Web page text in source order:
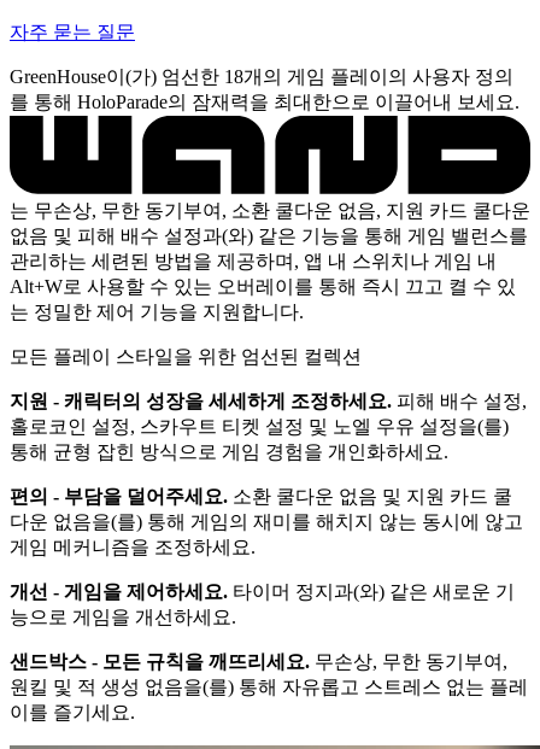
자주 묻는 질문
GreenHouse이(가) 엄선한 18개의 게임 플레이의 사용자 정의
를 통해 HoloParade의 잠재력을 최대한으로 이끌어내 보세요.
는 무손상, 무한 동기부여, 소환 쿨다운 없음, 지원 카드 쿨다운
없음 및 피해 배수 설정과(와) 같은 기능을 통해 게임 밸런스를
관리하는 세련된 방법을 제공하며, 앱 내 스위치나 게임 내
Alt+W로 사용할 수 있는 오버레이를 통해 즉시 끄고 켤 수 있
는 정밀한 제어 기능을 지원합니다.
모든 플레이 스타일을 위한 엄선된 컬렉션
지원 - 캐릭터의 성장을 세세하게 조정하세요. 피해 배수 설정,
홀로코인 설정, 스카우트 티켓 설정 및 노엘 우유 설정을(를)
통해 균형 잡힌 방식으로 게임 경험을 개인화하세요.
편의 - 부담을 덜어주세요. 소환 쿨다운 없음 및 지원 카드 쿨
다운 없음을(를) 통해 게임의 재미를 해치지 않는 동시에 않고
게임 메커니즘을 조정하세요.
개선 - 게임을 제어하세요. 타이머 정지과(와) 같은 새로운 기
능으로 게임을 개선하세요.
샌드박스 - 모든 규칙을 깨뜨리세요. 무손상, 무한 동기부여,
원킬 및 적 생성 없음을(를) 통해 자유롭고 스트레스 없는 플레
이를 즐기세요.